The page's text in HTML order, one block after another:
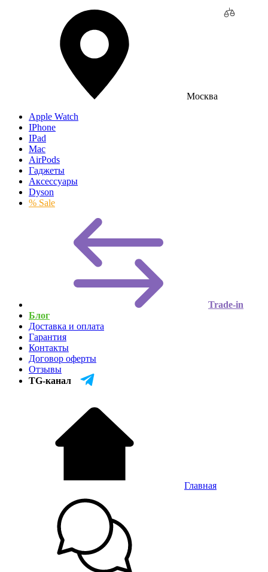
Москва
Apple Watch
IPhone
IPad
Mac
AirPods
Гаджеты
Аксессуары
Dyson
% Sale
Trade-in
Блог
Доставка и оплата
Гарантия
Контакты
Договор оферты
Отзывы
TG-канал
Главная